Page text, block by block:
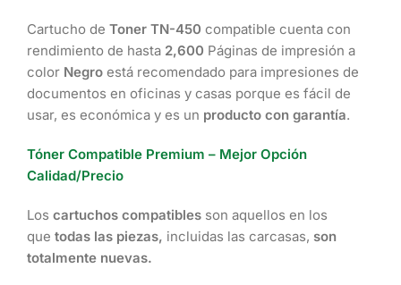
Cartucho de Toner TN-450 compatible cuenta con
rendimiento de hasta 2,600 Páginas de impresión a
color Negro está recomendado para impresiones de
documentos en oficinas y casas porque es fácil de
usar, es económica y es un producto con garantía.
Tóner Compatible Premium – Mejor Opción
Calidad/Precio
Los cartuchos compatibles son aquellos en los
que todas las piezas, incluidas las carcasas, son
totalmente nuevas.